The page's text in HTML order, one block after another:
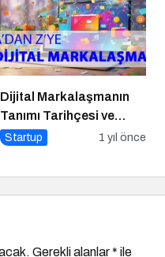
Dijital Markalaşmanın
Tanımı Tarihçesi ve
Önemi
Startup 1 yıl önce
Gerekli alanlar* ile